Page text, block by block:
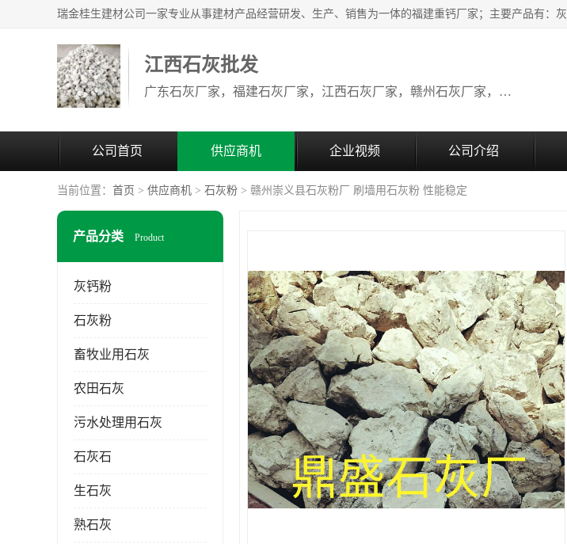
江西石灰批发
广东石灰厂家，福建石灰厂家，江西石灰厂家，赣州石灰厂家，东莞石灰厂家
公司首页 供应商机 企业视频 公司介绍
当前位置： 首页 > 供应商机 > 石灰粉 > 赣州崇义县石灰粉厂 刷墙用石灰粉 性能稳定
产品分类 Product
灰钙粉
石灰粉
畜牧业用石灰
农田石灰
污水处理用石灰
石灰石
生石灰
熟石灰